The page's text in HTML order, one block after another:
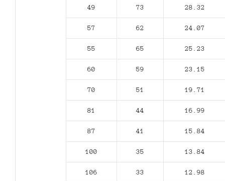
49 73 28.32
57 62 24.07
55 65 25.23
60 59 23.15
70 51 19.71
81 44 16.99
87 41 15.84
100 35 13.84
106 33 12.98